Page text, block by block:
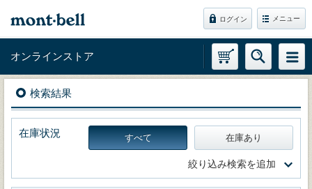
ログイン メニュー
オンラインストア
検索結果
在庫状況 すべて 在庫あり
絞り込み検索を追加